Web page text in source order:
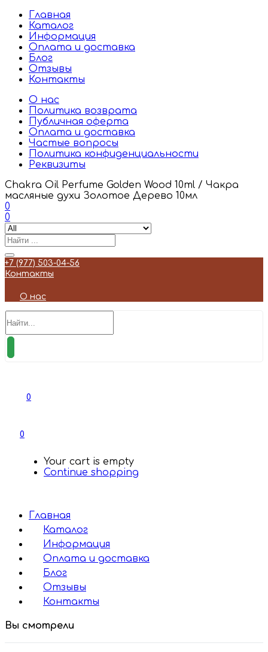
Главная
Каталог
Информация
Оплата и доставка
Блог
Отзывы
Контакты
О нас
Политика возврата
Публичная оферта
Оплата и доставка
Частые вопросы
Политика конфиденциальности
Реквизиты
Chakra Oil Perfume Golden Wood 10ml / Чакра
масляные духи Золотое Дерево 10мл
0
0
+7 (977) 503-04-56
Контакты
О нас
0
0
Your cart is empty
Continue shopping
Главная
Каталог
Информация
Оплата и доставка
Блог
Отзывы
Контакты
Вы смотрели